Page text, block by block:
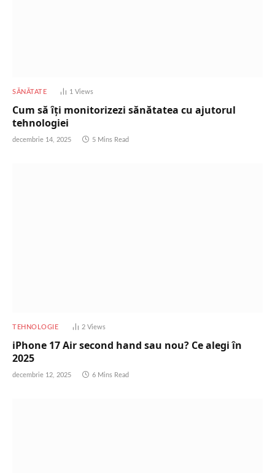
SĂNĂTATE 1Views
Cum să îți monitorizezi sănătatea cu ajutorul
tehnologiei
decembrie 14, 2025 5 Mins Read
TEHNOLOGIE 2 Views
iPhone 17 Air second hand sau nou? Ce alegi în
2025
decembrie 12, 2025 6 Mins Read